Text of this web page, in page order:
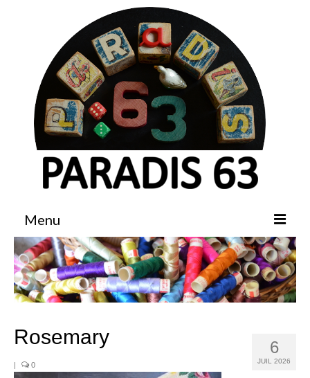
Menu
Accueil
Boutique
Déco
Mobilier
6
JUIL 2026
Rosemary
| 0